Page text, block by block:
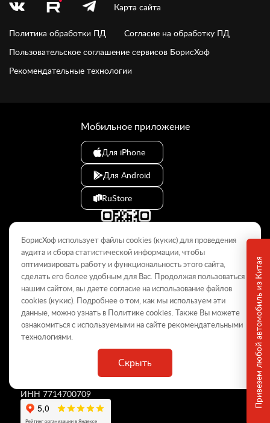
Привезем любой автомобиль из Китая
Карта сайта
Политика обработки ПД
Согласие на обработку ПД
Пользовательское соглашение сервисов БорисХоф
Рекомендательные технологии
© 2009–2026
Данный интернет-сайт носит информационный характер и не
является публичной офертой, определяемой положениями Статьи
437 ГК РФ. Для получения подробной информации обращайтесь в
дилерские центры.
БорисХоф Холдинг»
ИНН 7714700709
Мобильное приложение
Для iPhone
Для Android
RuStore
БорисХоф использует файлы cookies (кукиc) для проведения
аудита и сбора статистической информации, чтобы
оптимизировать работу и функциональность этого сайта,
сделать его более удобным для Вас. Продолжая пользоваться
нашим сайтом, вы даете согласие на использование файлов
cookies (кукиc). Подробнее о том, как мы используем эти
данные, можно узнать в Политикеcookies. Также Вы можете
ознакомиться с используемыми на сайте рекомендательными
технологиями.
Скрыть